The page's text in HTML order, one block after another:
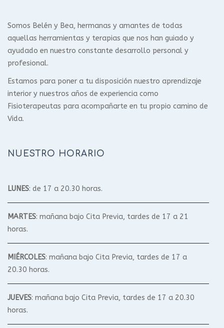
Somos Belén y Bea, hermanas y amantes de todas
aquellas herramientas y terapias que nos han guiado y
ayudado en nuestro constante desarrollo personal y
profesional.
Estamos para poner a tu disposición nuestro aprendizaje
interior y nuestros años de experiencia como
Fisioterapeutas para acompañarte en tu propio camino de
Vida.
NUESTRO HORARIO
LUNES: de 17 a 20.30 horas.
MARTES: mañana bajo Cita Previa, tardes de 17 a 21
horas.
MIÉRCOLES: mañana bajo Cita Previa, tardes de 17 a
20.30 horas.
JUEVES: mañana bajo Cita Previa, tardes de 17 a 20.30
horas.